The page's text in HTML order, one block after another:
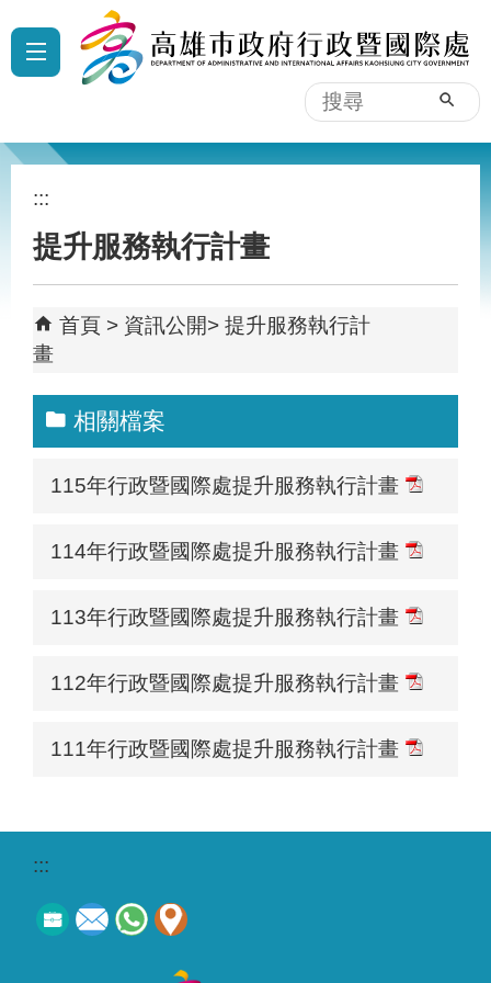
跳到主要內容區塊
搜
尋
:::
提升服務執行計畫
首頁 資訊公開
提升服務執行計
畫
相關檔案
115年行政暨國際處提升服務執行計畫
114年行政暨國際處提升服務執行計畫
113年行政暨國際處提升服務執行計畫
112年行政暨國際處提升服務執行計畫
111年行政暨國際處提升服務執行計畫
:::